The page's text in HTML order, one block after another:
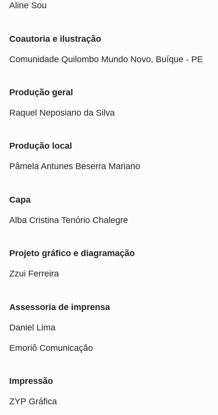
Aline Sou
Coautoria e ilustração
Comunidade Quilombo Mundo Novo, Buíque - PE
Produção geral
Raquel Neposiano da Silva
Produção local
Pâmela Antunes Beserra Mariano
Capa
Alba Cristina Tenório Chalegre
Projeto gráfico e diagramação
Zzui Ferreira
Assessoria de imprensa
Daniel Lima
Emoriô Comunicação
Impressão
ZYP Gráfica